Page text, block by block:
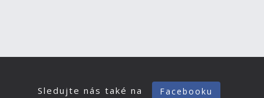
Sledujte nás také na Facebooku